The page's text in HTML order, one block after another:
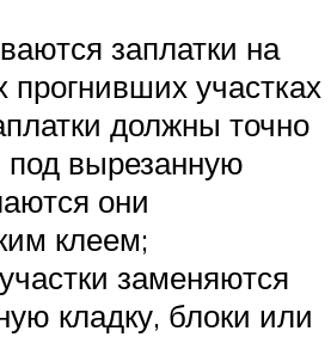
заплатки на
прогнивших участках
должны точно
под вырезанную
они
клеем;
заменяются
кладку, блоки или